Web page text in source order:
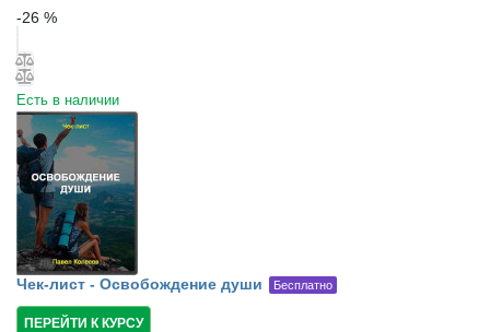
-26 %
Есть в наличии
Чек-лист - Освобождение души Бесплатно
ПЕРЕЙТИ К КУРСУ